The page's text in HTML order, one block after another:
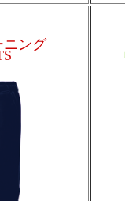
ニング